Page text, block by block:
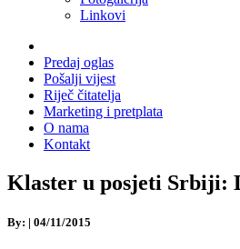
Linkovi
Predaj oglas
Pošalji vijest
Riječ čitatelja
Marketing i pretplata
O nama
Kontakt
Klaster u posjeti Srbiji:
By: | 04/11/2015